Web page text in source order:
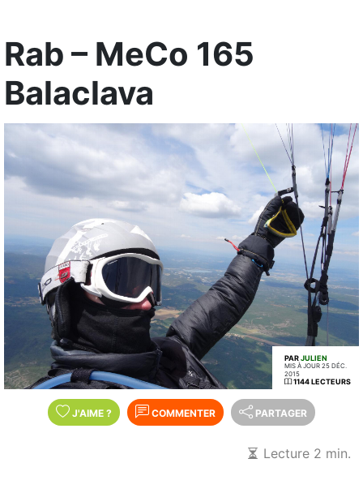
Rab – MeCo 165
Balaclava
PARJULIEN
MIS À JOUR 25 DÉC.
2015
1144 LECTEURS
J'AIME ? COMMENTER PARTAGER
Lecture 2 min.